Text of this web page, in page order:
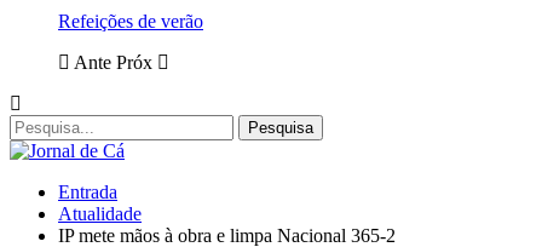
Refeições de verão
Ante Próx
Entrada
Atualidade
IP mete mãos à obra e limpa Nacional 365-2